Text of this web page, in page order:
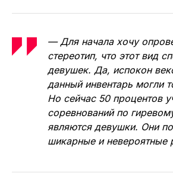
— Для начала хочу
стереотип, что этот вид
девушек. Да, испокон
данный инвентарь могли
Но сейчас 50 процентов
соревнований по
являются девушки. Они
шикарные и невероятные